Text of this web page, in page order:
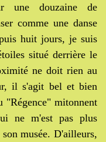
une douzaine de
comme une danse
huit jours, je suis
situé derrière le
ne doit rien au
il s'agit bel et bien
"Régence" mitonnent
ne m'est pas plus
musée. D'ailleurs,